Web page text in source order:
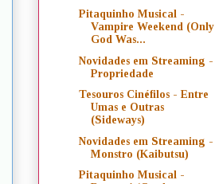
Pitaquinho Musical -
Vampire Weekend (Only
God Was...
Novidades em Streaming -
Propriedade
Tesouros Cinéfilos - Entre
Umas e Outras
(Sideways)
Novidades em Streaming -
Monstro (Kaibutsu)
Pitaquinho Musical -